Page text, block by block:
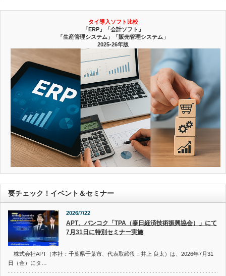
タイ導入ソフト比較
「ERP」「会計ソフト」
「生産管理システム」「販売管理システム」
2025-26年版
要チェック！イベント＆セミナー
2026/7/22
APT、バンコク「TPA（泰日経済技術振興協会）」にて
7月31日に特別セミナー実施
株式会社APT（本社：千葉県千葉市、代表取締役：井上 良太）は、2026年7月31
日（金）にタ…